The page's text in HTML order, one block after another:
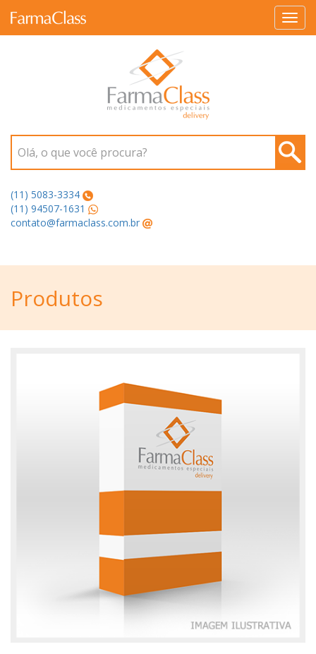
Olá, o que você procura?
(11) 5083-3334
(11) 94507-1631
contato@farmaclass.com.br
Produtos